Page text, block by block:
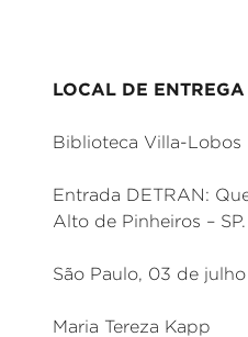
LOCAL DE
Biblioteca Villa-Lobos
Entrada DETRAN:
Alto de Pinheiros – SP.
São Paulo, 03 de julho
Maria Tereza Kapp